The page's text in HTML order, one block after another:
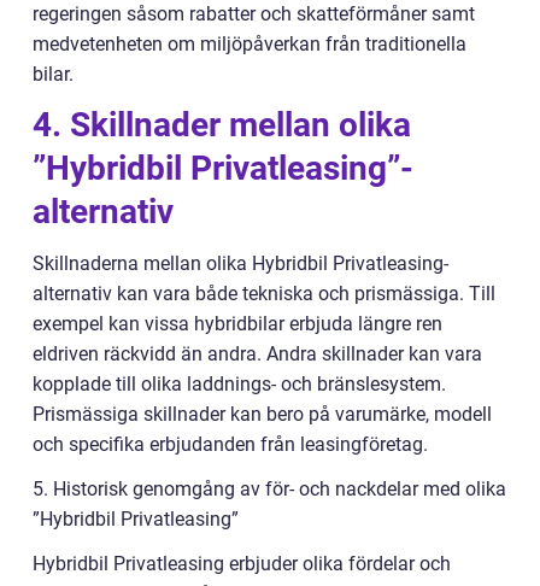
regeringen såsom rabatter och skatteförmåner samt
medvetenheten om miljöpåverkan från traditionella
bilar.
4. Skillnader mellan olika
”Hybridbil Privatleasing”-
alternativ
Skillnaderna mellan olika Hybridbil Privatleasing-
alternativ kan vara både tekniska och prismässiga. Till
exempel kan vissa hybridbilar erbjuda längre ren
eldriven räckvidd än andra. Andra skillnader kan vara
kopplade till olika laddnings- och bränslesystem.
Prismässiga skillnader kan bero på varumärke, modell
och specifika erbjudanden från leasingföretag.
5. Historisk genomgång av för- och nackdelar med olika
”Hybridbil Privatleasing”
Hybridbil Privatleasing erbjuder olika fördelar och